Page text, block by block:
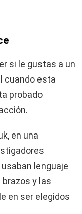
si le gustas a un
cuando esta
probado
en una
lenguaje
y las
en ser elegidos